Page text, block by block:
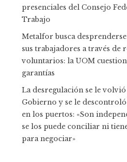
presenciales del Consejo
Trabajo
Metalfor busca desprenderse
sus trabajadores a través de
voluntarios: la UOM
garantías
La desregulación se le
Gobierno y se le
en los puertos: «Son
se los puede conciliar ni
para negociar»